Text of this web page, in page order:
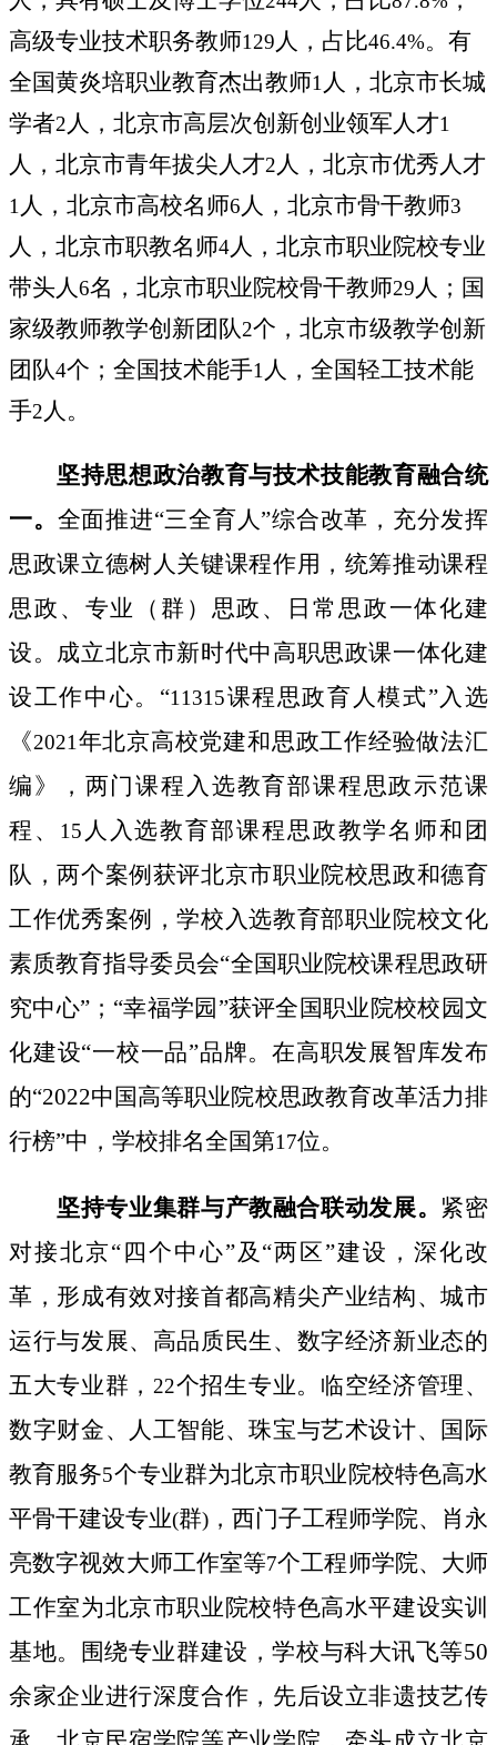
高级专业技术职务教师129 人，占比46.4%。有
全国黄炎培职业教育杰出教师1 人，北京市长城
学者2 人，北京市高层次创新创业领军人才1
人，北京市青年拔尖人才2 人，北京市优秀人才
1 人，北京市高校名师6 人，北京市骨干教师3
人，北京市职教名师4人，北京市职业院校专业
带头人6名，北京市职业院校骨干教师29 人；国
家级教师教学创新团队2个，北京市级教学创新
团队4个；全国技术能手1 人，全国轻工技术能
手2 人。
坚持思想政治教育与技术技能教育融合统
一。 全面推进“三全育人”综合改革， 充分发挥
思政课立德树人关键课程作用， 统筹推动课程
思政、专业（群）思政、日常思政一体化建
设。成立北京市新时代中高职思政课一体化建
设工作中心。 “11315课程思政育人模式”入选
《2021 年北京高校党建和思政工作经验做法汇
编》， 两门课程入选教育部课程思政示范课
程、
15 人入选教育部课程思政教学名师和团
队，两个案例获评北京市职业院校思政和德育
工作优秀案例，学校入选教育部职业院校文化
素质教育指导委员会“全国职业院校课程思政研
究中心”；“幸福学园”获评全国职业院校校园文
化建设“一校一品”品牌。 在高职发展智库发布
的“2022中国高等职业院校思政教育改革活力排
行榜”中，学校排名全国第17位。
坚持专业集群与产教融合联动发展。 紧密
对接北京“四个中心”及“两区”建设，深化改
革，形成有效对接首都高精尖产业结构、城市
运行与发展、高品质民生、数字经济新业态的
五大专业群， 22个招生专业。临空经济管理、
数字财金、人工智能、珠宝与艺术设计、国际
教育服务5个专业群为北京市职业院校特色高水
平骨干建设专业(群) ，西门子工程师学院、肖永
亮数字视效大师工作室等7个工程师学院、大师
工作室为北京市职业院校特色高水平建设实训
基地。
围绕专业群建设，学校与科大讯飞等50
余家企业进行深度合作， 先后设立非遗技艺传